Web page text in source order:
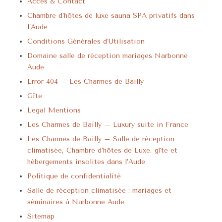
Chambre d’hôtes de luxe sauna SPA privatifs dans
l’Aude
Conditions Générales d’Utilisation
Domaine salle de réception mariages Narbonne
Aude
Error 404 – Les Charmes de Bailly
Gîte
Legal Mentions
Les Charmes de Bailly – Luxury suite in France
Les Charmes de Bailly – Salle de réception
climatisée, Chambre d’hôtes de Luxe, gîte et
hébergements insolites dans l’Aude
Politique de confidentialité
Salle de réception climatisée : mariages et
séminaires à Narbonne Aude
Sitemap